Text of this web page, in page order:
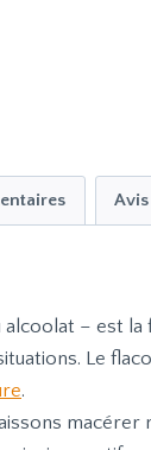
alcoolat – est la
Le
.